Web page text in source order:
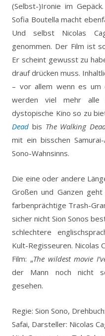
(Selbst-)Ironie im
Sofia Boutella macht
Und selbst Nicolas
genommen. Der Film ist
Er scheint gewusst zu
drauf drücken muss.
– vor allem wenn es um
werden viel mehr alle
dystopische Kino so zu
Dead bis The Walking
mit ein bisschen
Sono-Wahnsinns.
Die eine oder andere
Großen und Ganzen geht
farbenprächtige Trash-
sicher nicht Sion Sonos
schlechtere
Kult-Regisseuren. Nicolas
Film: „The wildest movie
der Mann noch nicht
gesehen.
Regie: Sion Sono,
Safai, Darsteller: Nicolas